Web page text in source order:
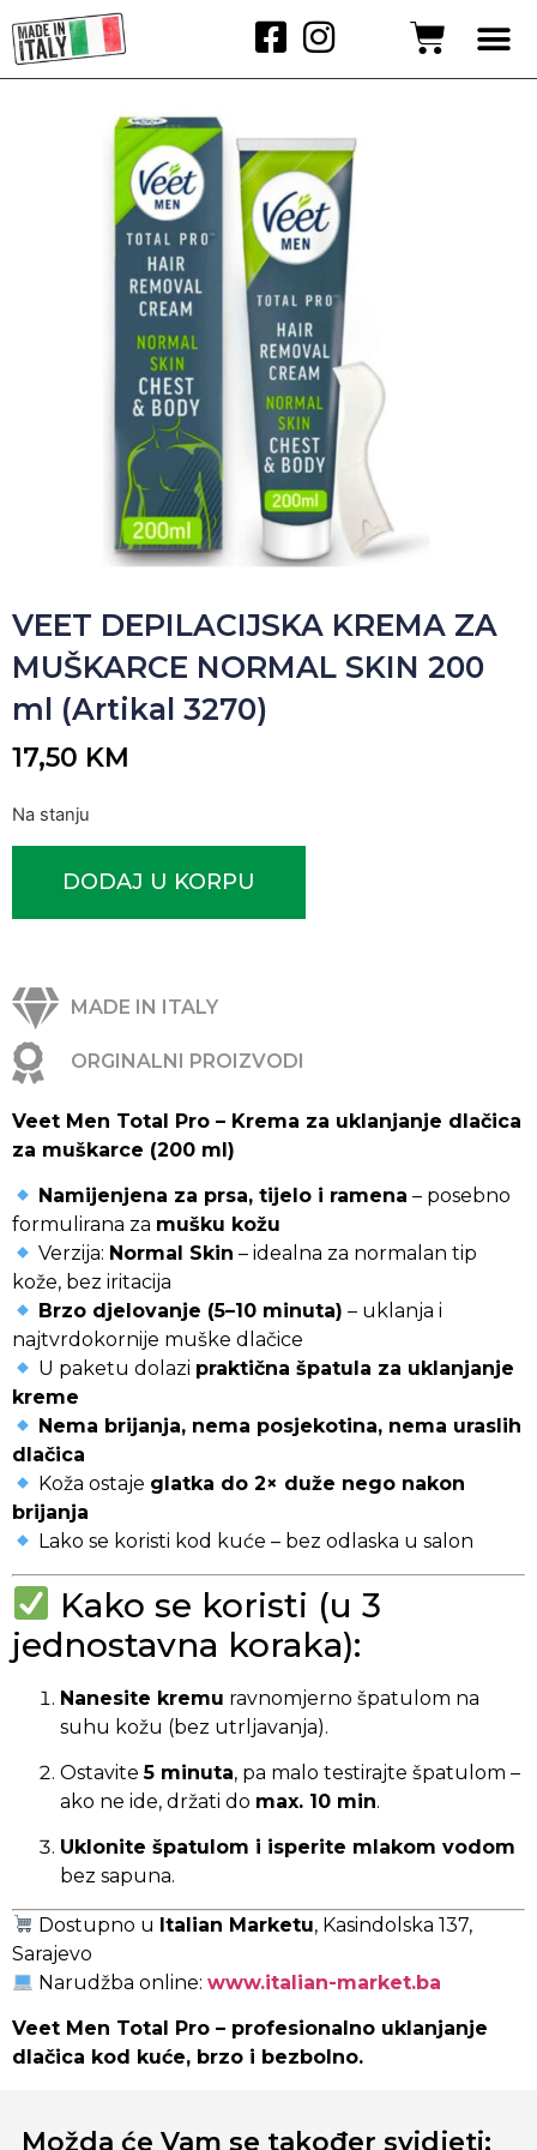
VEET DEPILACIJSKA KREMA ZA
MUŠKARCE NORMAL SKIN 200
ml (Artikal 3270)
17,50 KM
Na stanju
DODAJ U KORPU
MADE IN ITALY
ORGINALNI PROIZVODI
Veet Men Total Pro – Krema za uklanjanje dlačica
za muškarce (200 ml)
Namijenjena za prsa, tijelo i ramena – posebno
formulirana za mušku kožu
Verzija: Normal Skin – idealna za normalan tip
kože, bez iritacija
Brzo djelovanje (5–10 minuta) – uklanja i
najtvrdokornije muške dlačice
U paketu dolazi praktična špatula za uklanjanje
kreme
Nema brijanja, nema posjekotina, nema uraslih
dlačica
Koža ostaje glatka do 2× duže nego nakon
brijanja
Lako se koristi kod kuće – bez odlaska u salon
Kako se koristi (u 3
jednostavna koraka):
Nanesite kremu ravnomjerno špatulom na
suhu kožu (bez utrljavanja).
Ostavite5 minuta, pa malo testirajte špatulom –
ako ne ide, držati do max. 10 min.
Uklonite špatulom i isperite mlakom vodom
bez sapuna.
Dostupno u Italian Marketu, Kasindolska 137,
Sarajevo
Narudžba online:www.italian-market.ba
Veet Men Total Pro – profesionalno uklanjanje
dlačica kod kuće, brzo i bezbolno.
Možda će Vam se također svidjeti: